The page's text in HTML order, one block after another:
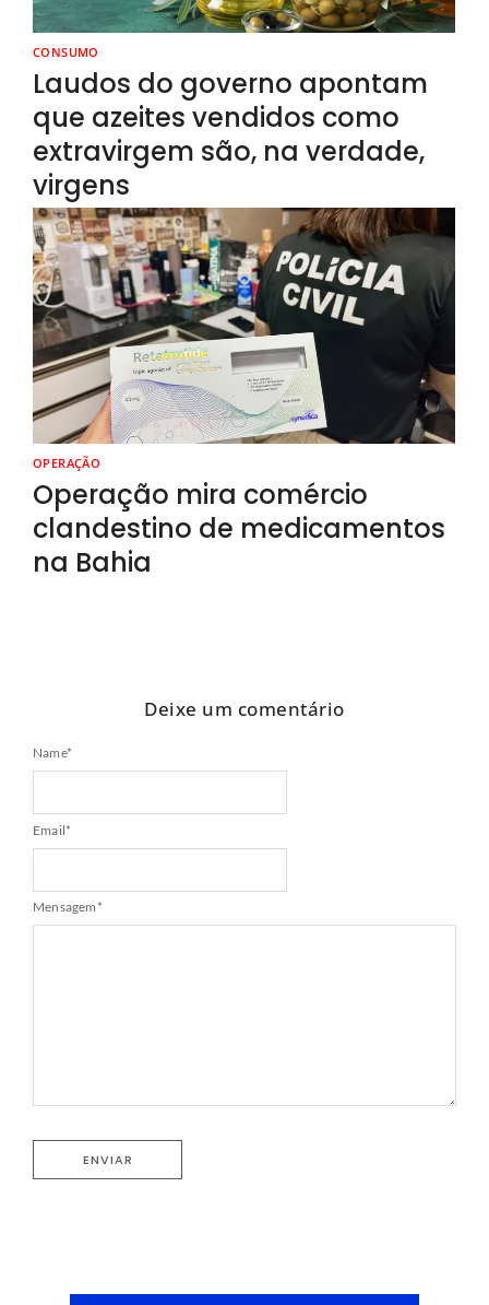
CONSUMO
Laudos do governo apontam
que azeites vendidos como
extravirgem são, na verdade,
virgens
OPERAÇÃO
Operação mira comércio
clandestino de medicamentos
na Bahia
Deixe um comentário
Name*
Email*